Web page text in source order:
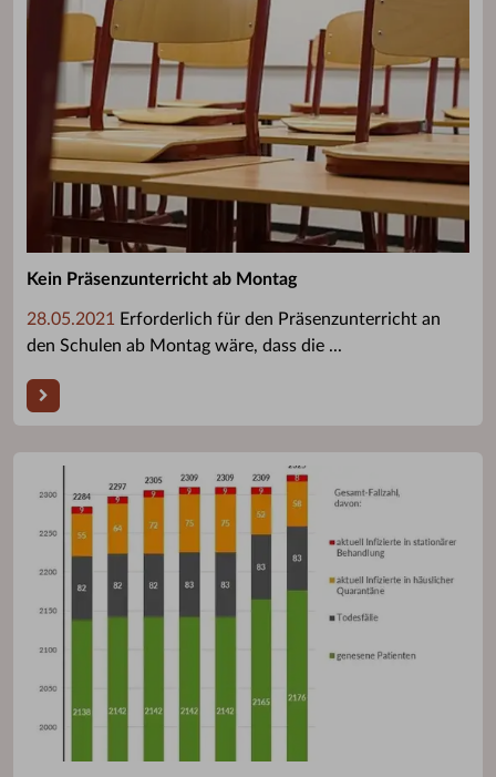
Kein Präsenzunterricht ab Montag
28.05.2021
Erforderlich für den Präsenzunterricht an
den Schulen ab Montag wäre, dass die ...